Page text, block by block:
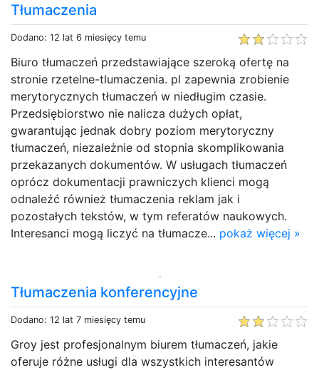
Tłumaczenia
Dodano: 12 lat 6 miesięcy temu
Biuro tłumaczeń przedstawiające szeroką ofertę na
stronie rzetelne-tlumaczenia. pl zapewnia zrobienie
merytorycznych tłumaczeń w niedługim czasie.
Przedsiębiorstwo nie nalicza dużych opłat,
gwarantując jednak dobry poziom merytoryczny
tłumaczeń, niezależnie od stopnia skomplikowania
przekazanych dokumentów. W usługach tłumaczeń
oprócz dokumentacji prawniczych klienci mogą
odnaleźć również tłumaczenia reklam jak i
pozostałych tekstów, w tym referatów naukowych.
Interesanci mogą liczyć na tłumacze... pokaż więcej »
Tłumaczenia konferencyjne
Dodano: 12 lat 7 miesięcy temu
Groy jest profesjonalnym biurem tłumaczeń, jakie
oferuje różne usługi dla wszystkich interesantów